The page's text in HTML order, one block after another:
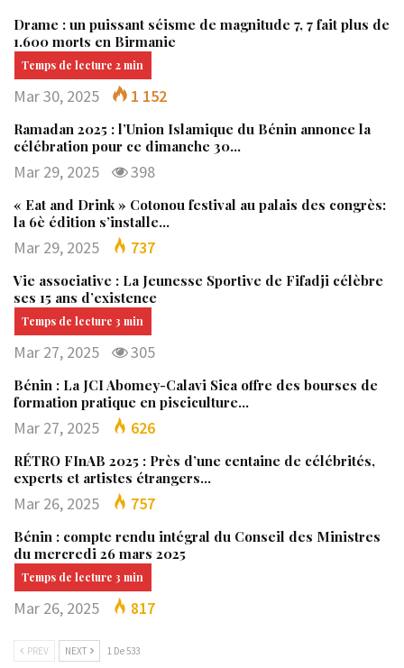
Drame : un puissant séisme de magnitude 7, 7 fait plus de
1.600 morts en Birmanie
Mar 30, 2025 1 152
Ramadan 2025 : l’Union Islamique du Bénin annonce la
célébration pour ce dimanche 30…
Mar 29, 2025 398
« Eat and Drink » Cotonou festival au palais des congrès:
la 6è édition s’installe…
Mar 29, 2025 737
Vie associative : La Jeunesse Sportive de Fifadji célèbre
ses 15 ans d’existence
Mar 27, 2025 305
Bénin : La JCI Abomey-Calavi Sica offre des bourses de
formation pratique en pisciculture…
Mar 27, 2025 626
RÉTRO FInAB 2025 : Près d’une centaine de célébrités,
experts et artistes étrangers…
Mar 26, 2025 757
Bénin : compte rendu intégral du Conseil des Ministres
du mercredi 26 mars 2025
Mar 26, 2025 817
PREV NEXT 1 De 533